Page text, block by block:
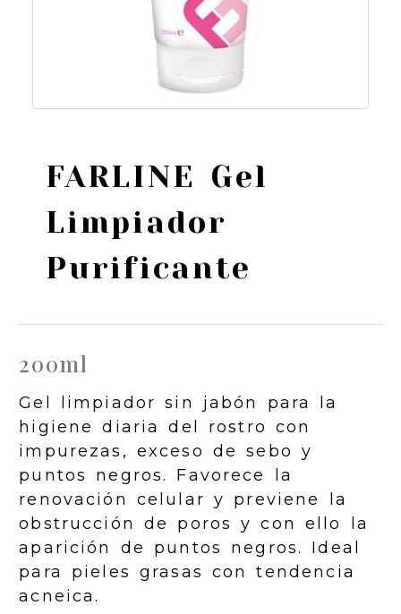
FARLINE Gel
Limpiador
Purificante
200ml
Gel limpiador sin jabón para la
higiene diaria del rostro con
impurezas, exceso de sebo y
puntos negros. Favorece la
renovación celular y previene la
obstrucción de poros y con ello la
aparición de puntos negros. Ideal
para pieles grasas con tendencia
acneica.